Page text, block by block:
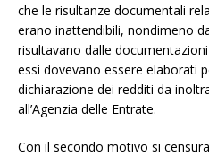
che le risultanze documentali
erano inattendibili, nondimeno
risultavano dalle
essi dovevano essere elaborati
dichiarazione dei redditi da
all’Agenzia delle Entrate.
Con il secondo motivo si